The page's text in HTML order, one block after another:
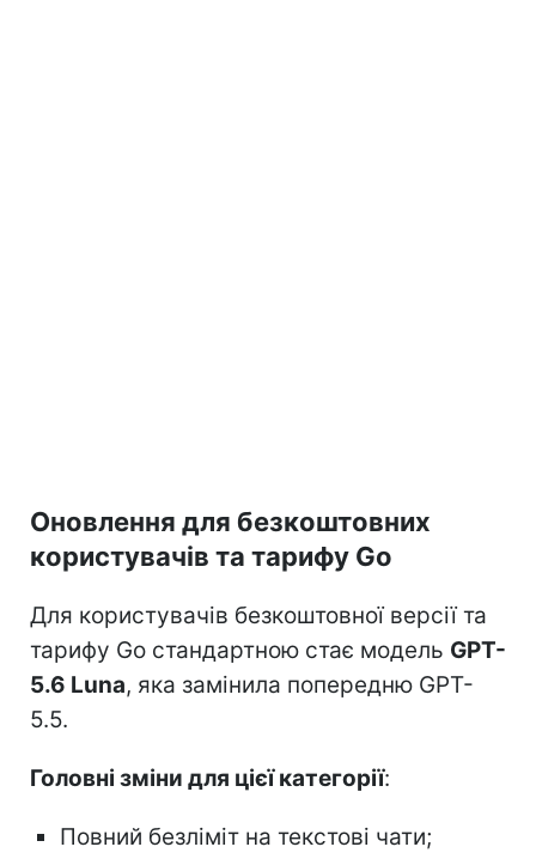
Оновлення для безкоштовних
користувачів та тарифу Go
Для користувачів безкоштовної версії та
тарифу Go стандартною стає модель GPT-
5.6 Luna, яка замінила попередню GPT-
5.5.
Головні зміни для цієї категорії:
Повний безліміт на текстові чати;